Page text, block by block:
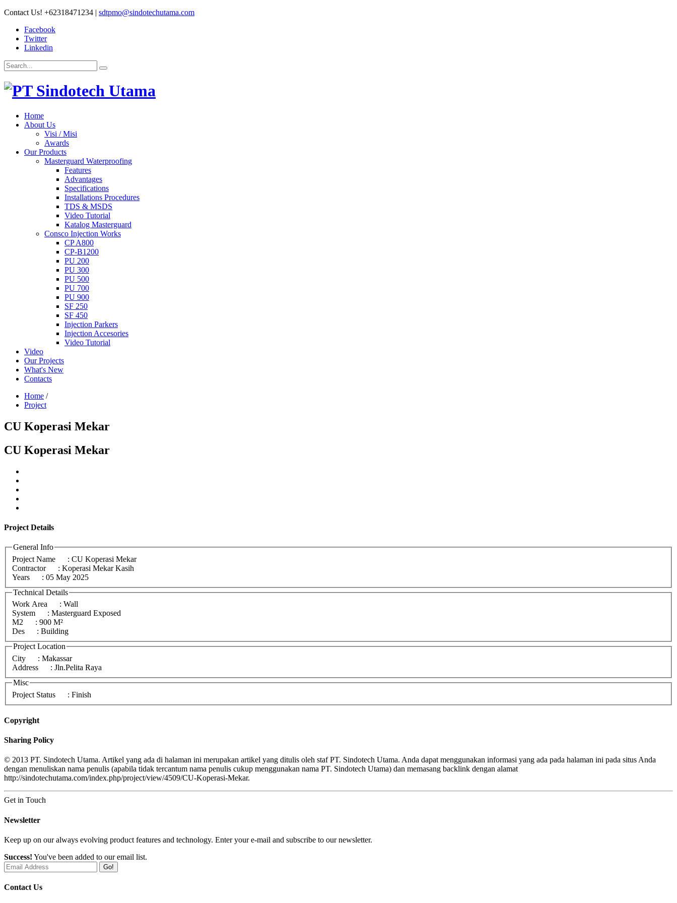
Contact Us! +62318471234 | sdtpmo@sindotechutama.com
Facebook
Twitter
Linkedin
Home
About Us
Visi / Misi
Awards
Our Products
Masterguard Waterproofing
Features
Advantages
Specifications
Installations Procedures
TDS & MSDS
Video Tutorial
Katalog Masterguard
Consco Injection Works
CP A800
CP-B1200
PU 200
PU 300
PU 500
PU 700
PU 900
SF 250
SF 450
Injection Parkers
Injection Accesories
Video Tutorial
Video
Our Projects
What's New
Contacts
Home /
Project
CU Koperasi Mekar
CU Koperasi Mekar
Project Details
General Info
Project Name
: CU Koperasi Mekar
Contractor
: Koperasi Mekar Kasih
Years
: 05 May 2025
Technical Details
Work Area
: Wall
System
: Masterguard Exposed
M2
: 900 M²
Des
: Building
Project Location
City
: Makassar
Address
: Jln.Pelita Raya
Misc
Project Status
: Finish
Copyright
Sharing Policy
© 2013 PT. Sindotech Utama. Artikel yang ada di halaman ini merupakan artikel yang ditulis oleh staf PT. Sindotech Utama. Anda dapat menggunakan informasi yang ada pada halaman ini pada situs Anda
dengan menuliskan nama penulis (apabila tidak tercantum nama penulis cukup menggunakan nama PT. Sindotech Utama) dan memasang backlink dengan alamat
http://sindotechutama.com/index.php/project/view/4509/CU-Koperasi-Mekar.
Get in Touch
Newsletter
Keep up on our always evolving product features and technology. Enter your e-mail and subscribe to our newsletter.
Success! You've been added to our email list.
Go!
Contact Us